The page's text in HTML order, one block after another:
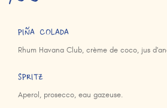
PIÑA COLADA
Rhum Havana Club, crème de coco, jus
SPRITZ
Aperol, prosecco, eau gazeuse.